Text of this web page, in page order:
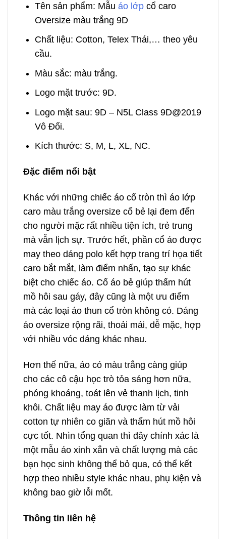
Tên sản phẩm: Mẫu áo lớpcổ caro
Oversize màu trắng 9D
Chất liệu: Cotton, Telex Thái,… theo yêu
cầu.
Màu sắc: màu trắng.
Logo mặt trước: 9D.
Logo mặt sau: 9D – N5L Class 9D@2019
Vô Đối.
Kích thước: S, M, L, XL, NC.
Đặc điểm nổi bật
Khác với những chiếc áo cổ tròn thì áo lớp
caro màu trắng oversize cổ bẻ lại đem đến
cho người mặc rất nhiều tiện ích, trẻ trung
mà vẫn lịch sự. Trước hết, phần cổ áo được
may theo dáng polo kết hợp trang trí họa tiết
caro bắt mắt, làm điểm nhấn, tạo sự khác
biệt cho chiếc áo. Cổ áo bẻ giúp thấm hút
mồ hôi sau gáy, đây cũng là một ưu điểm
mà các loại áo thun cổ tròn không có. Dáng
áo oversize rộng rãi, thoải mái, dễ mặc, hợp
với nhiều vóc dáng khác nhau.
Hơn thế nữa, áo có màu trắng càng giúp
cho các cô cậu học trò tỏa sáng hơn nữa,
phóng khoáng, toát lên vẻ thanh lịch, tinh
khôi. Chất liệu may áo được làm từ vải
cotton tự nhiên co giãn và thấm hút mồ hôi
cực tốt. Nhìn tổng quan thì đây chính xác là
một mẫu áo xinh xắn và chất lượng mà các
bạn học sinh không thể bỏ qua, có thể kết
hợp theo nhiều style khác nhau, phụ kiện và
không bao giờ lỗi mốt.
Thông tin liên hệ